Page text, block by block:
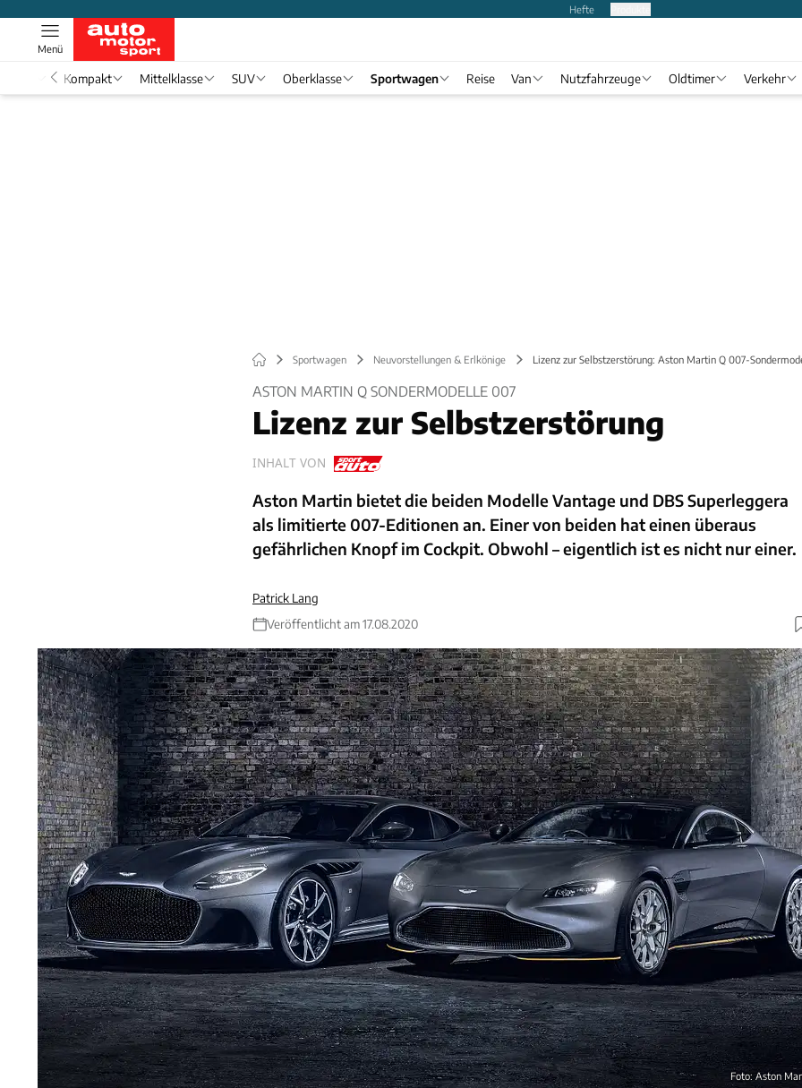
Hefte
Menü
Kompakt Mittelklasse SUV Oberklasse Sportwagen Reise Van Nutzfahrzeuge Oldtimer Verkehr
Sportwagen Neuvorstellungen & Erlkönige Lizenz zur Selbstzerstörung: Aston Martin Q 007-
ASTON MARTIN Q SONDERMODELLE 007
Lizenz zur Selbstzerstörung
INHALT VON
Aston Martin bietet die beiden Modelle Vantage und DBS Superleggera
als limitierte 007-Editionen an. Einer von beiden hat einen überaus
gefährlichen Knopf im Cockpit. Obwohl – eigentlich ist es nicht nur einer.
Patrick Lang
Veröffentlicht am 17.08.2020
Foto: Aston